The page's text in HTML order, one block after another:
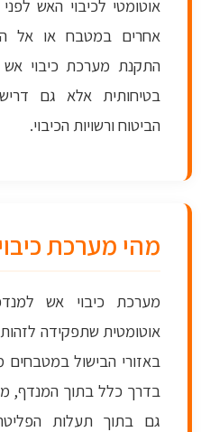
אוטומטי לכיבוי האש
אחרים במטבח או אל
התקנת מערכת כיבוי
בטיחותית אלא גם
הביטוח ורשויות הכיבוי.
מהי מערכת
מערכת כיבוי אש
אוטומטית שתפקידה
באזורי הבישול
בדרך כלל בתוך המנדף,
גם בתוך תעלות